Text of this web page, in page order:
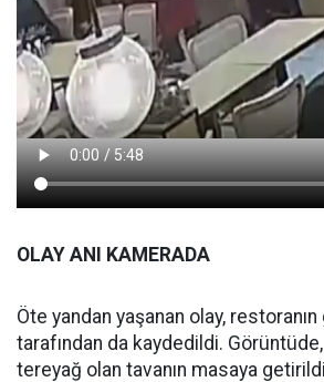
OLAY ANI KAMERADA
Öte yandan yaşanan olay,
tarafından da kaydedildi.
tereyağ olan tavanın masaya